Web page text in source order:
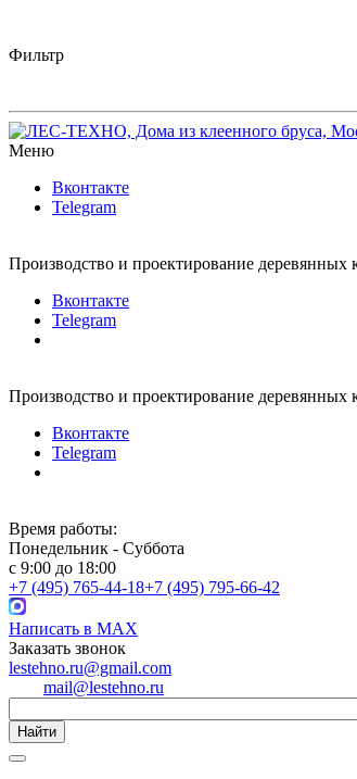
Фильтр
Меню
Вконтакте
Telegram
Производство и проектирование деревянных
Вконтакте
Telegram
Производство и проектирование деревянных
Вконтакте
Telegram
Время работы:
Понедельник - Суббота
с 9:00 до 18:00
+7 (495) 765-44-18+7 (495) 795-66-42
Написать в MAX
Заказать звонок
lestehno.ru@gmail.com
mail@lestehno.ru
Найти